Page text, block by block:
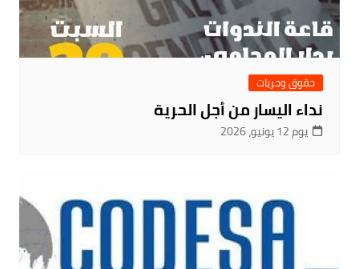
حقوق وحريات
نداء اليسار من أجل الحرية
يوم 12 يونيو، 2026